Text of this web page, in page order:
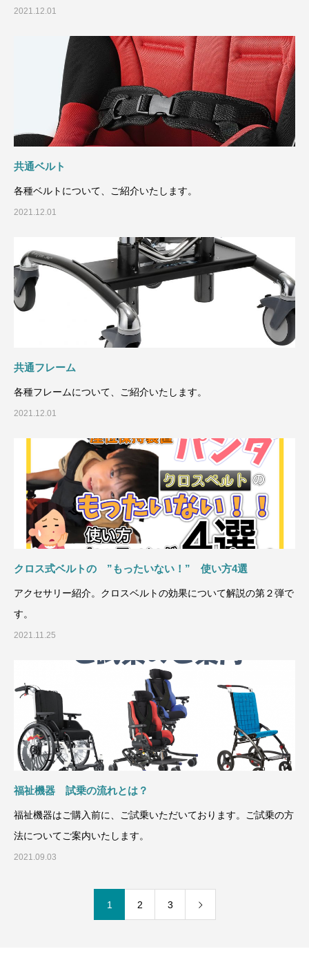
2021.12.01
共通ベルト
各種ベルトについて、ご紹介いたします。
2021.12.01
共通フレーム
各種フレームについて、ご紹介いたします。
2021.12.01
クロス式ベルトの ”もったいない！” 使い方4選
アクセサリー紹介。クロスベルトの効果について解説の第２弾で
す。
2021.11.25
福祉機器 試乗の流れとは？
福祉機器はご購入前に、ご試乗いただいております。ご試乗の方
法についてご案内いたします。
2021.09.03
1 2 3